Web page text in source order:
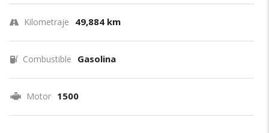
Kilometraje 49,884 km
Combustible Gasolina
Motor 1500